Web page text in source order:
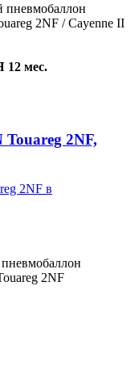
пневмобаллон
2NF / Cayenne II
мес.
2NF,
2NF